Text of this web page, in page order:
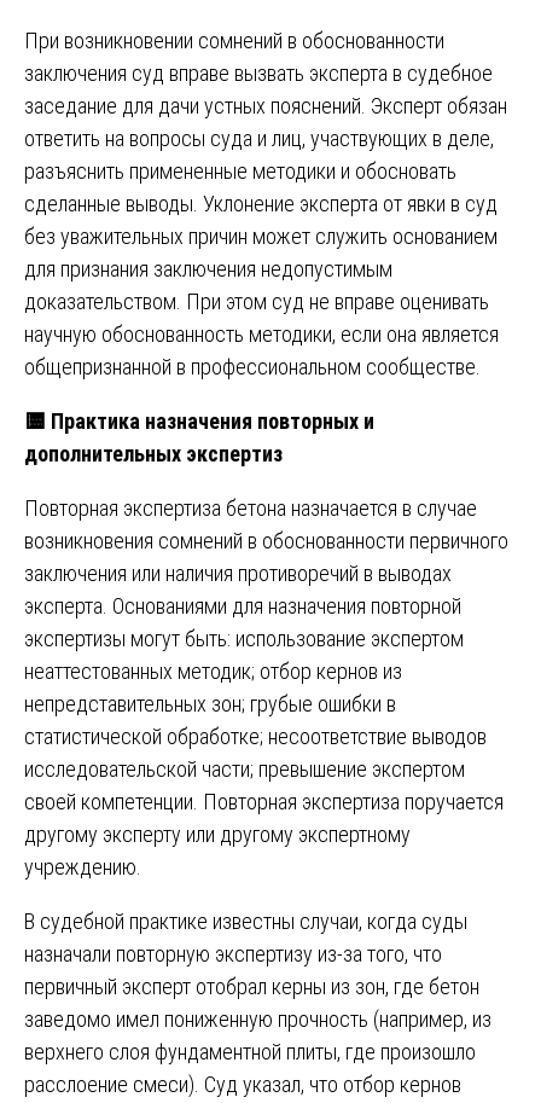
При возникновении сомнений в обоснованности
заключения суд вправе вызвать эксперта в судебное
заседание для дачи устных пояснений. Эксперт обязан
ответить на вопросы суда и лиц, участвующих в деле,
разъяснить примененные методики и обосновать
сделанные выводы. Уклонение эксперта от явки в суд
без уважительных причин может служить основанием
для признания заключения недопустимым
доказательством. При этом суд не вправе оценивать
научную обоснованность методики, если она является
общепризнанной в профессиональном сообществе.
🟨 Практика назначения повторных и
дополнительных экспертиз
Повторная экспертиза бетона назначается в случае
возникновения сомнений в обоснованности первичного
заключения или наличия противоречий в выводах
эксперта. Основаниями для назначения повторной
экспертизы могут быть: использование экспертом
неаттестованных методик; отбор кернов из
непредставительных зон; грубые ошибки в
статистической обработке; несоответствие выводов
исследовательской части; превышение экспертом
своей компетенции. Повторная экспертиза поручается
другому эксперту или другому экспертному
учреждению.
В судебной практике известны случаи, когда суды
назначали повторную экспертизу из-за того, что
первичный эксперт отобрал керны из зон, где бетон
заведомо имел пониженную прочность (например, из
верхнего слоя фундаментной плиты, где произошло
расслоение смеси). Суд указал, что отбор кернов